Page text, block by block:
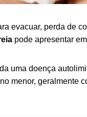
evacuar, perda de
pode apresentar
uma doença
menor, geralmente